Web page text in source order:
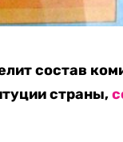
состав
страны,